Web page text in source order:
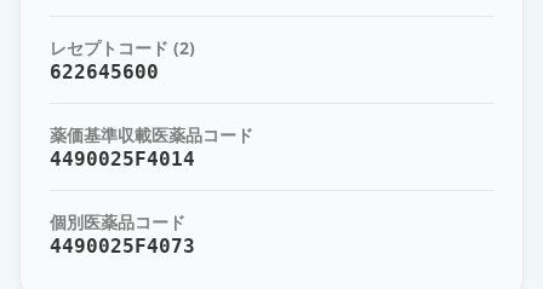
オロパタジン塩酸塩錠5mg「ダイ
薬価 10.80 円
オロパタジン塩酸塩錠5mg「ZE」
薬価 10.80 円
レセプトコード (2)
622645600
薬価基準収載医薬品コード
4490025F4014
個別医薬品コード
4490025F4073